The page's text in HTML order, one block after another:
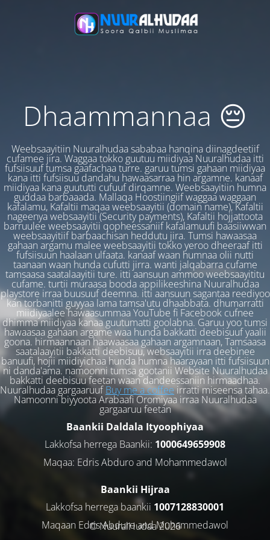
Dhaammannaa 😔
Weebsaayitiin Nuuralhudaa sababaa hanqina diinagdeetiif
cufamee jira. Waggaa tokko guutuu miidiyaa Nuuralhudaa itti
fufsiisuuf tumsa gaafachaa turre. garuu tumsi gahaan miidiyaa
kana itti fufsiisuu dandahu hawaasarraa hin argamne. kanaaf
miidiyaa kana guututti cufuuf dirqamne. Weebsaayitiin humna
guddaa barbaaada. Mallaqa Hoostiingiif waggaa waggaan
kafalamu, Kafaltii maqaa weebsaayitii (domain name), Kafaltii
nageenya websaayitii (Security payments), Kafaltii hojjattoota
barruulee weebsaayitii qopheessaniif kafalamuufi baasiiwwan
weebsaayitiif barbaachisan heddutu jira. Tumsi hawaasaa
gahaan argamu malee weebsaayitii tokko yeroo dheeraaf itti
fufsiisuun haalaan ulfaata. kanaaf waan humnaa olii nutti
taanaan waan hunda cufutti jirra. wanti jalqabarra cufame
tamsaasa saatalaayitii ture. itti aansuun ammoo weebsaayititu
cufame. turtii muraasa booda appilikeeshina Nuuralhudaa
playstore irraa buusuuf deemna. itti aansuun sagantaa reediyoo
kan torbanitti guyyaa lama tamsa'utu dhaabbata. dhumarratti
miidiyaalee hawaasummaa YouTube fi Facebook cufnee
dhimma miidiyaa kanaa guutumatti goolabna. Garuu yoo tumsi
hawaasaa gahaan argame waa hunda bakkatti deebisuuf yaalii
goona. hirmaannaan haawaasaa gahaan argamnaan, Tamsaasa
saatalaayitii bakkatti deebisuu, websaayitii irra deebinee
banuufi, hojii miidiyichaa hunda humna haarayaan itti fufsiisuun
ni danda'ama. namoonni tumsa gootanii Website Nuuralhudaa
bakkatti deebisuu feetan waan dandeessaniin hirmaadhaa.
Nuuralhudaa gargaaruufBuy me a coffeeirratti miseensa tahaa.
Namoonni biyyoota Arabaafi Oromiyaa irraa Nuuralhudaa
gargaaruu feetan
Baankii Daldala Ityoophiyaa
Lakkofsa herrega Baankii: 1000649659908
Maqaa: Edris Abduro and Mohammedawol
Baankii Hijraa
Lakkofsa herrega baankii 1007128830001
Maqaan Edris Abduro and Muhammedawol
© NuuralHudaa 2026